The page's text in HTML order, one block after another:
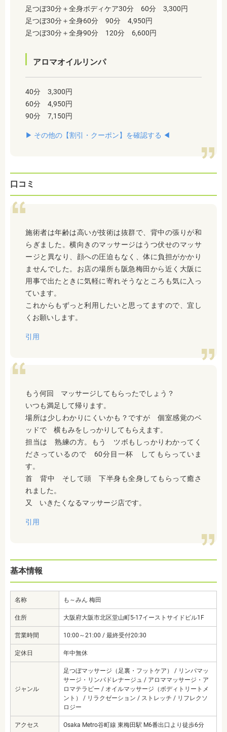
足つぼ30分＋全身ボディケア30分 60分 3,300円
足つぼ30分＋全身60分 90分 4,950円
足つぼ30分＋全身90分 120分 6,600円
アロマオイルリンパ
40分 3,300円
60分 4,950円
90分 7,150円
▶︎ その他の【割引・クーポン】を確認する ◀︎
口コミ
施術者は年齢は高いが技術は抜群で、背中の張りが和
らぎました。横向きのマッサージはうつ伏せのマッサ
ージと異なり、顔への圧迫もなく、体に負担がかかり
ませんでした。お店の場所も阪急梅田から近く大阪に
用事で出たときに気軽に寄れそうなところも気に入っ
ています。
これからもずっと利用したいと思ってますので、宜し
くお願いします。
引用
もう何回 マッサージしてもらったでしょう？
いつも満足して帰ります。
場所は少しわかりにくいかも？ですが 個室感覚のベ
ッドで 横もみをしっかりしてもらえます。
担当は 熟練の方。もう ツボもしっかりわかってく
ださっているので 60分目一杯 してもらっていま
す。
首 背中 そして頭 下半身も全身してもらって癒さ
れました。
又 いきたくなるマッサージ店です。
引用
基本情報
名称 も～みん 梅田
住所 大阪府大阪市北区堂山町5-17イーストサイドビル1F
営業時間 10:00～21:00 / 最終受付20:30
定休日 年中無休
ジャンル
足つぼマッサージ（足裏・フットケア） / リンパマッ
サージ・リンパドレナージュ / アロママッサージ・ア
ロマテラピー / オイルマッサージ（ボディトリートメ
ント） / リラクゼーション / ストレッチ / リフレクソ
ロジー
アクセス Osaka Metro谷町線 東梅田駅 M6番出口より徒歩6分